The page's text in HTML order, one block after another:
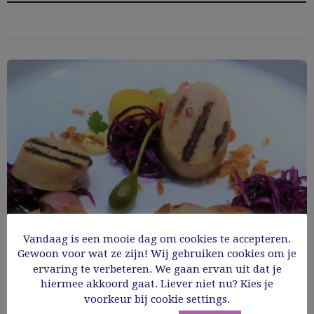
Witte pens met rode kool
Vandaag is een mooie dag om cookies te accepteren.
Gewoon voor wat ze zijn! Wij gebruiken cookies om je
ervaring te verbeteren. We gaan ervan uit dat je
hiermee akkoord gaat. Liever niet nu? Kies je
voorkeur bij cookie settings.